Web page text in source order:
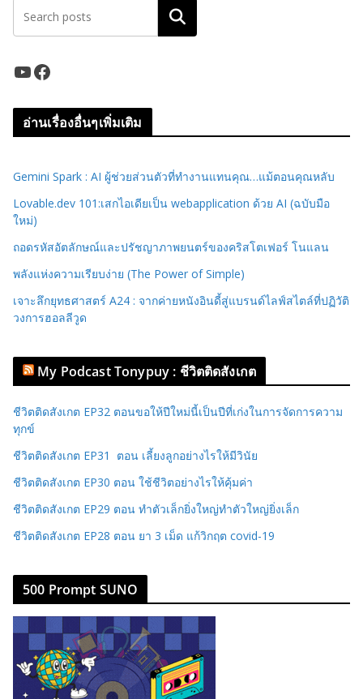
ค้นหา
YouTube Facebook
อ่านเรื่องอื่นๆเพิ่มเติม
Gemini Spark : AI ผู้ช่วยส่วนตัวที่ทำงานแทนคุณ…แม้ตอนคุณหลับ
Lovable.dev 101:เสกไอเดียเป็น webapplication ด้วย AI (ฉบับมือ
ใหม่)
ถอดรหัสอัตลักษณ์และปรัชญาภาพยนตร์ของคริสโตเฟอร์ โนแลน
พลังแห่งความเรียบง่าย (The Power of Simple)
เจาะลึกยุทธศาสตร์ A24 : จากค่ายหนังอินดี้สู่แบรนด์ไลฟ์สไตล์ที่ปฏิวัติ
วงการฮอลลีวูด
My Podcast Tonypuy : ชีวิตติดสังเกต
ชีวิตติดสังเกต EP32 ตอนขอให้ปีใหม่นี้เป็นปีที่เก่งในการจัดการความ
ทุกข์
ชีวิตติดสังเกต EP31 ตอน เลี้ยงลูกอย่างไรให้มีวินัย
ชีวิตติดสังเกต EP30 ตอน ใช้ชีวิตอย่างไรให้คุ้มค่า
ชีวิตติดสังเกต EP29 ตอน ทำตัวเล็กยิ่งใหญ่ทำตัวใหญ่ยิ่งเล็ก
ชีวิตติดสังเกต EP28 ตอน ยา 3 เม็ด แก้วิกฤต covid-19
500 Prompt SUNO